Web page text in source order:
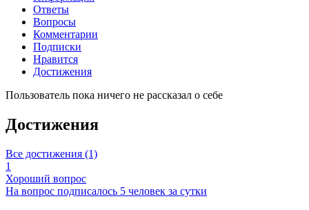
Ответы
Вопросы
Комментарии
Подписки
Нравится
Достижения
Пользователь пока ничего не рассказал о себе
Достижения
Все достижения (1)
1
Хороший вопрос
На вопрос подписалось 5 человек за сутки